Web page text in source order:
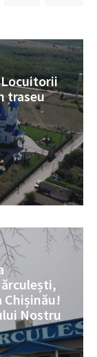
traseu
Chișinău!
Nostru